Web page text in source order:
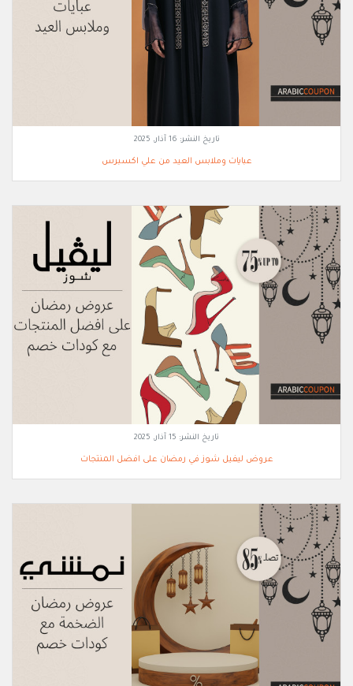
تاريخ النشر: 16 آذار, 2025
عبايات وملابس العيد من علي اكسبرس
تاريخ النشر: 15 آذار, 2025
عروض ليفيل شوز في رمضان على افضل المنتجات